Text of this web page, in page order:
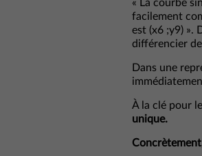
« La courbe
facilement
est (x6 ;y9) ».
différencier
Dans une
À la clé pour
unique.